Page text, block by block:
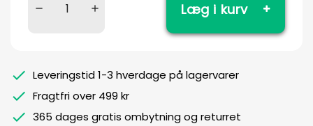
Læg i kurv
Leveringstid 1-3 hverdage på lagervarer
Fragtfri over 499 kr
365 dages gratis ombytning og returret